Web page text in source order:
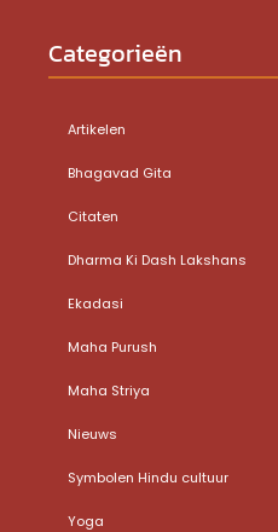
Categorieën
Artikelen
Bhagavad Gita
Citaten
Dharma Ki Dash Lakshans
Ekadasi
Maha Purush
Maha Striya
Nieuws
Symbolen Hindu cultuur
Yoga